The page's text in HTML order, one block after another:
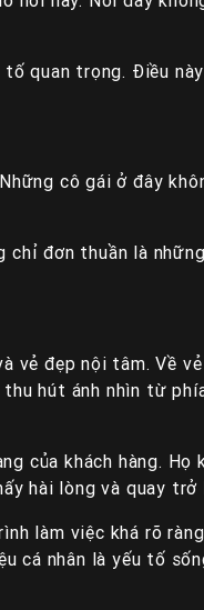
quan trọng. Điều
cô gái ở đây
đơn thuần là
vẻ đẹp nội tâm. Về
hút ánh nhìn từ
của khách hàng. Họ
hài lòng và quay trở
làm việc khá rõ
cá nhân là yếu tố